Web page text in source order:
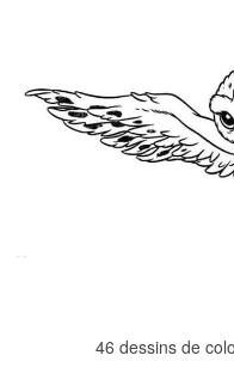
46 dessins de